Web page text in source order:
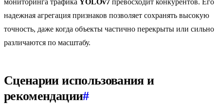
мониторинга трафика YOLOv7 превосходит конкурентов. Его
надежная агрегация признаков позволяет сохранять высокую
точность, даже когда объекты частично перекрыты или сильно
различаются по масштабу.
Сценарии использования и
рекомендации#